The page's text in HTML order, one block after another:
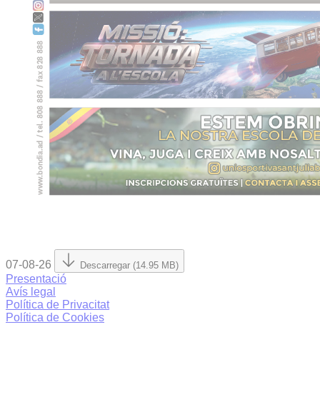
07-08-26 Descarregar (14.95 MB)
Presentació
Avís legal
Política de Privacitat
Política de Cookies